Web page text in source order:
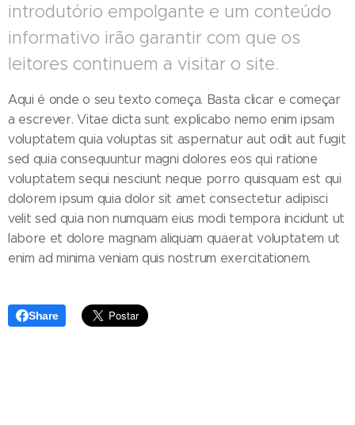
introdutório empolgante e um conteúdo
informativo irão garantir com que os
leitores continuem a visitar o site.
Aqui é onde o seu texto começa. Basta clicar e começar
a escrever. Vitae dicta sunt explicabo nemo enim ipsam
voluptatem quia voluptas sit aspernatur aut odit aut fugit
sed quia consequuntur magni dolores eos qui ratione
voluptatem sequi nesciunt neque porro quisquam est qui
dolorem ipsum quia dolor sit amet consectetur adipisci
velit sed quia non numquam eius modi tempora incidunt ut
labore et dolore magnam aliquam quaerat voluptatem ut
enim ad minima veniam quis nostrum exercitationem.
Share